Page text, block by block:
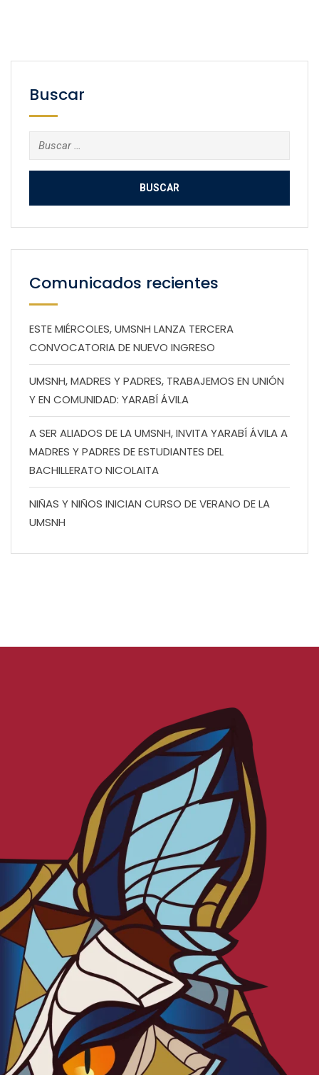
Buscar
Buscar:
Comunicados recientes
ESTE MIÉRCOLES, UMSNH LANZA TERCERA
CONVOCATORIA DE NUEVO INGRESO
UMSNH, MADRES Y PADRES, TRABAJEMOS EN UNIÓN
Y EN COMUNIDAD: YARABÍ ÁVILA
A SER ALIADOS DE LA UMSNH, INVITA YARABÍ ÁVILA A
MADRES Y PADRES DE ESTUDIANTES DEL
BACHILLERATO NICOLAITA
NIÑAS Y NIÑOS INICIAN CURSO DE VERANO DE LA
UMSNH